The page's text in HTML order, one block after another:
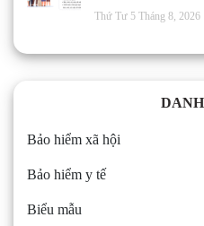
Thứ Tư 5 Tháng 8, 2026
Bảo hiểm xã hội
Bảo hiểm y tế
Biểu mẫu